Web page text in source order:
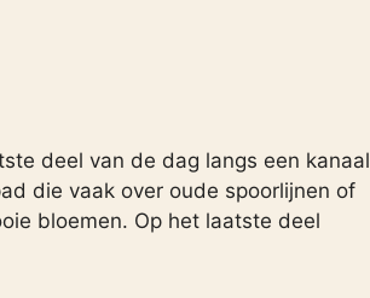
deel van de dag langs een kanaal
die vaak over oude spoorlijnen of
bloemen. Op het laatste deel